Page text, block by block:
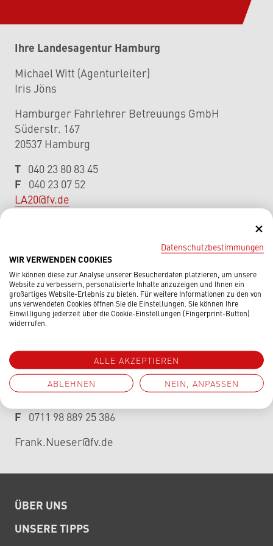
Datenschutzbestimmungen
WIR VERWENDEN COOKIES
Wir können diese zur Analyse unserer Besucherdaten platzieren, um unsere
Website zu verbessern, personalisierte Inhalte anzuzeigen und Ihnen ein
großartiges Website-Erlebnis zu bieten. Für weitere Informationen zu den von
uns verwendeten Cookies öffnen Sie die Einstellungen. Sie können Ihre
Einwilligung jederzeit über die Cookie-Einstellungen (Fingerprint-Button)
widerrufen.
ALLE AKZEPTIEREN
ABLEHNEN
NEIN, ANPASSEN
Ihre Landesagentur Hamburg
Michael Witt (Agenturleiter)
Iris Jöns
Hamburger Fahrlehrer Betreuungs GmbH
Süderstr. 167
20537 Hamburg
T 040 23 80 83 45
F 040 23 07 52
LA20@fv.de
montags bis freitags
9.00 - 13.00 Uhr
Ihr FV-Fachberater
Frank Nüser
0172 73 17 024
F 0711 98 889 25 386
Frank.Nueser@fv.de
ÜBER UNS
UNSERE TIPPS